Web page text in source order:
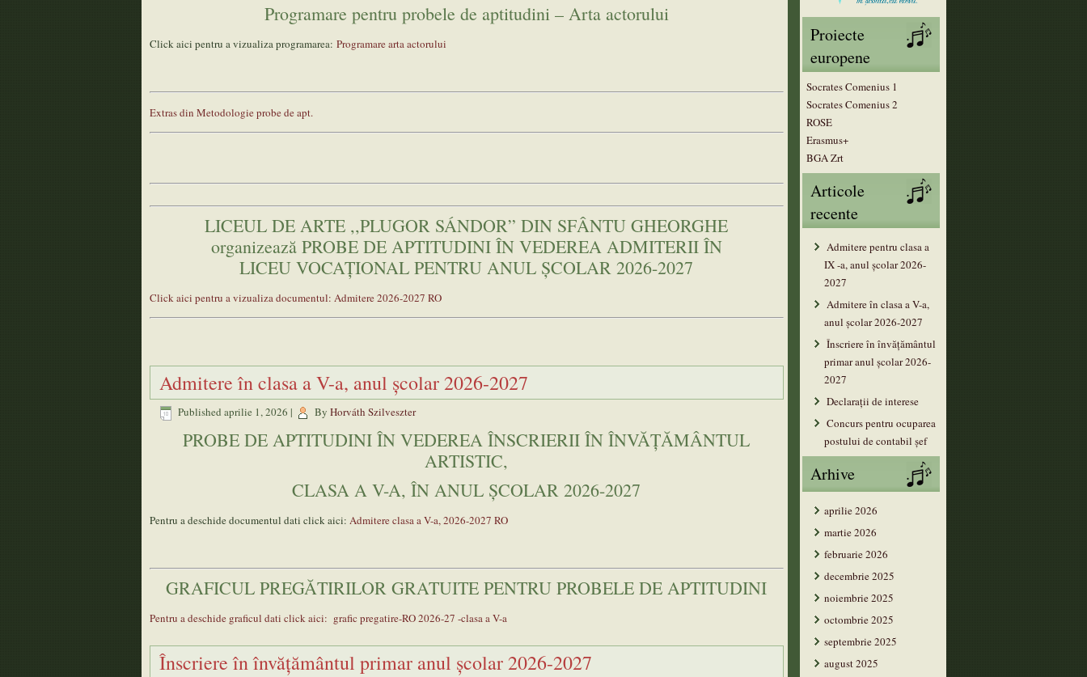
Programare pentru probele de aptitudini – Arta actorului
Click aici pentru a vizualiza programarea: Programare arta actorului
Extras din Metodologie probe de apt.
LICEUL DE ARTE ,,PLUGOR SÁNDOR” DIN SFÂNTU GHEORGHE
organizează PROBE DE APTITUDINI ÎN VEDEREA ADMITERII ÎN
LICEU VOCAŢIONAL PENTRU ANUL ȘCOLAR 2026-2027
Click aici pentru a vizualiza documentul: Admitere 2026-2027 RO
Admitere în clasa a V-a, anul şcolar 2026-2027
Published aprilie 1, 2026 | By Horváth Szilveszter
PROBE DE APTITUDINI ÎN VEDEREA ÎNSCRIERII ÎN ÎNVĂȚĂMÂNTUL
ARTISTIC,
CLASA A V-A, ÎN ANUL ȘCOLAR 2026-2027
Pentru a deschide documentul dati click aici: Admitere clasa a V-a, 2026-2027 RO
GRAFICUL PREGĂTIRILOR GRATUITE PENTRU PROBELE DE APTITUDINI
Pentru a deschide graficul dati click aici: grafic pregatire-RO 2026-27 -clasa a V-a
Înscriere în învățământul primar anul şcolar 2026-2027
Proiecte
europene
Socrates Comenius 1
Socrates Comenius 2
ROSE
Erasmus+
BGA Zrt
Articole
recente
Admitere pentru clasa a
IX -a, anul școlar 2026-
2027
Admitere în clasa a V-a,
anul şcolar 2026-2027
Înscriere în învățământul
primar anul şcolar 2026-
2027
Declarații de interese
Concurs pentru ocuparea
postului de contabil șef
Arhive
aprilie 2026
martie 2026
februarie 2026
decembrie 2025
noiembrie 2025
octombrie 2025
septembrie 2025
august 2025